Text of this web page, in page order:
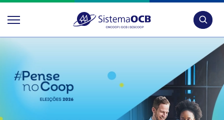
Somos Cooperativismo – A